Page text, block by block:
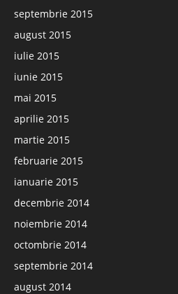
septembrie 2015
august 2015
iulie 2015
iunie 2015
mai 2015
aprilie 2015
martie 2015
februarie 2015
ianuarie 2015
decembrie 2014
noiembrie 2014
octombrie 2014
septembrie 2014
august 2014